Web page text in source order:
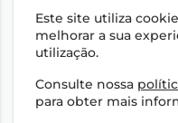
Este site utiliza
melhorar a sua
utilização.
Consulte nossa
para obter mais